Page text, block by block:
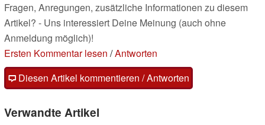
Fragen, Anregungen, zusätzliche Informationen zu diesem
Artikel? - Uns interessiert Deine Meinung (auch ohne
Anmeldung möglich)!
Ersten Kommentar lesen /Antworten
Diesen Artikel kommentieren / Antworten
Verwandte Artikel